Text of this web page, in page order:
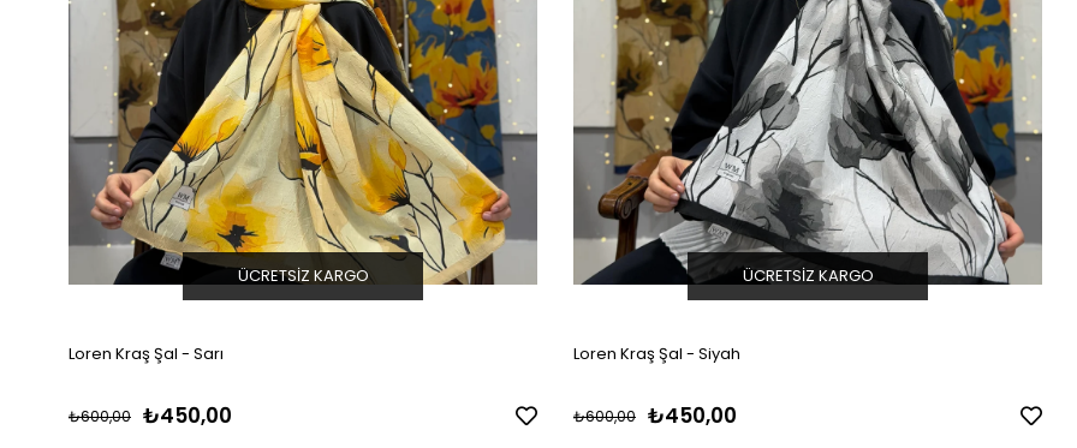
Loren Kraş Şal - Sarı
₺450,00
₺600,00
ÜCRETSIZ KARGO
Loren Kraş Şal - Siyah
₺450,00
₺600,00
ÜCRETSIZ KARGO